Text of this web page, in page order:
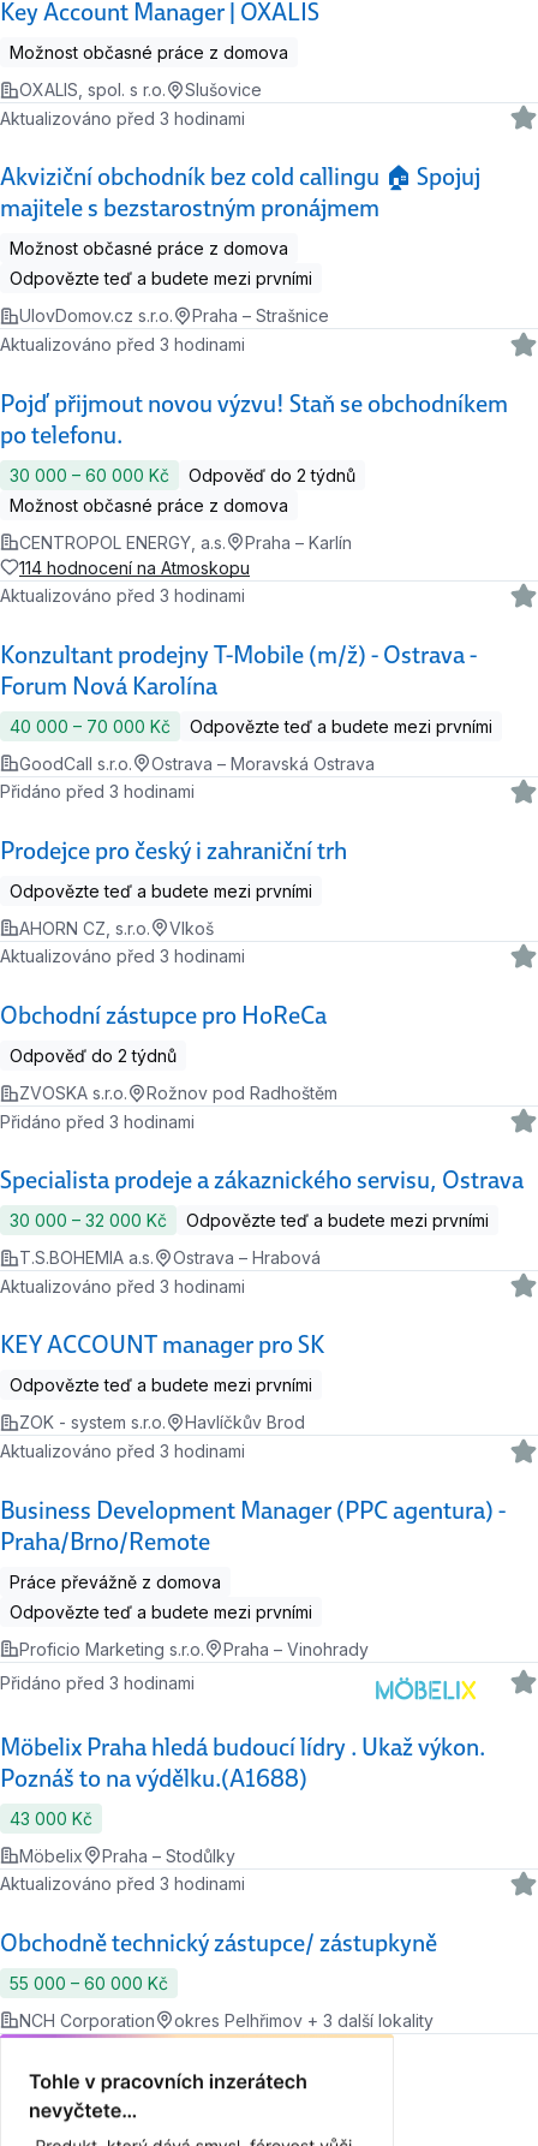
Key Account Manager | OXALIS
Možnost občasné práce z domova
OXALIS, spol. s r.o.
Slušovice
Akviziční obchodník bez cold callingu 🏠 Spojuj
majitele s bezstarostným pronájmem
Aktualizováno před 3 hodinami
Možnost občasné práce z domova
Odpovězte teď a budete mezi prvními
UlovDomov.cz s.r.o.
Praha – Strašnice
Pojď přijmout novou výzvu! Staň se obchodníkem
po telefonu.
Aktualizováno před 3 hodinami
30 000 ‍–‍ 60 000 Kč
Odpověď do 2 týdnů
Možnost občasné práce z domova
CENTROPOL ENERGY, a.s.
Praha – Karlín
114 hodnocení na Atmoskopu
Konzultant prodejny T-Mobile (m/ž) - Ostrava -
Forum Nová Karolína
Aktualizováno před 3 hodinami
40 000 ‍–‍ 70 000 Kč
Odpovězte teď a budete mezi prvními
GoodCall s.r.o.
Ostrava – Moravská Ostrava
Prodejce pro český i zahraniční trh
Přidáno před 3 hodinami
Odpovězte teď a budete mezi prvními
AHORN CZ, s.r.o.
Vlkoš
Obchodní zástupce pro HoReCa
Aktualizováno před 3 hodinami
Odpověď do 2 týdnů
ZVOSKA s.r.o.
Rožnov pod Radhoštěm
Specialista prodeje a zákaznického servisu, Ostrava
Přidáno před 3 hodinami
30 000 ‍–‍ 32 000 Kč
Odpovězte teď a budete mezi prvními
T.S.BOHEMIA a.s.
Ostrava – Hrabová
KEY ACCOUNT manager pro SK
Aktualizováno před 3 hodinami
Odpovězte teď a budete mezi prvními
ZOK - system s.r.o.
Havlíčkův Brod
Business Development Manager (PPC agentura) -
Praha/Brno/Remote
Aktualizováno před 3 hodinami
Práce převážně z domova
Odpovězte teď a budete mezi prvními
Proficio Marketing s.r.o.
Praha – Vinohrady
Möbelix Praha hledá budoucí lídry . Ukaž výkon.
Poznáš to na výdělku.(A1688)
Přidáno před 3 hodinami
43 000 Kč
Möbelix
Praha – Stodůlky
Obchodně technický zástupce/ zástupkyně
Aktualizováno před 3 hodinami
55 000 ‍–‍ 60 000 Kč
NCH Corporation
okres Pelhřimov + 3 další lokality